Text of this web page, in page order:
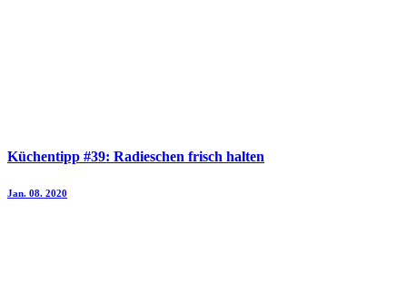
Küchentipp #39: Radieschen frisch halten
Jan. 08. 2020